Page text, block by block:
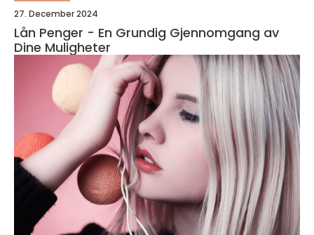
27. December 2024
Lån Penger - En Grundig Gjennomgang av
Dine Muligheter